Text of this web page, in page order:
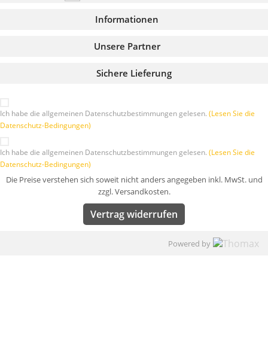
Informationen
Sichere Lieferung
Unsere Partner
Ich habe die allgemeinen Datenschutzbestimmungen gelesen. (Lesen Sie die
Datenschutz-Bedingungen)
Ich habe die allgemeinen Datenschutzbestimmungen gelesen. (Lesen Sie die
Datenschutz-Bedingungen)
Die Preise verstehen sich soweit nicht anders angegeben inkl. MwSt. und
zzgl. Versandkosten.
Vertrag widerrufen
Powered by